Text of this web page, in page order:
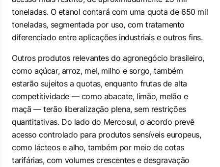
toneladas. O etanol contará com uma quota de 650 mil
toneladas, segmentada por uso, com tratamento
diferenciado entre aplicações industriais e outros fins.
Outros produtos relevantes do agronegócio brasileiro,
como açúcar, arroz, mel, milho e sorgo, também
estarão sujeitos a quotas, enquanto frutas de alta
competitividade — como abacate, limão, melão e
maçã — terão liberalização plena, sem restrições
quantitativas. Do lado do Mercosul, o acordo prevê
acesso controlado para produtos sensíveis europeus,
como lácteos e alho, também por meio de cotas
tarifárias, com volumes crescentes e desgravação